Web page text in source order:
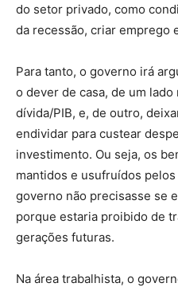
do setor privado, como
da recessão, criar emprego
Para tanto, o governo irá
o dever de casa, de um
dívida/PIB, e, de outro,
endividar para custear
investimento. Ou seja, os
mantidos e usufruídos
governo não precisasse se
porque estaria proibido de
gerações futuras.
Na área trabalhista, o